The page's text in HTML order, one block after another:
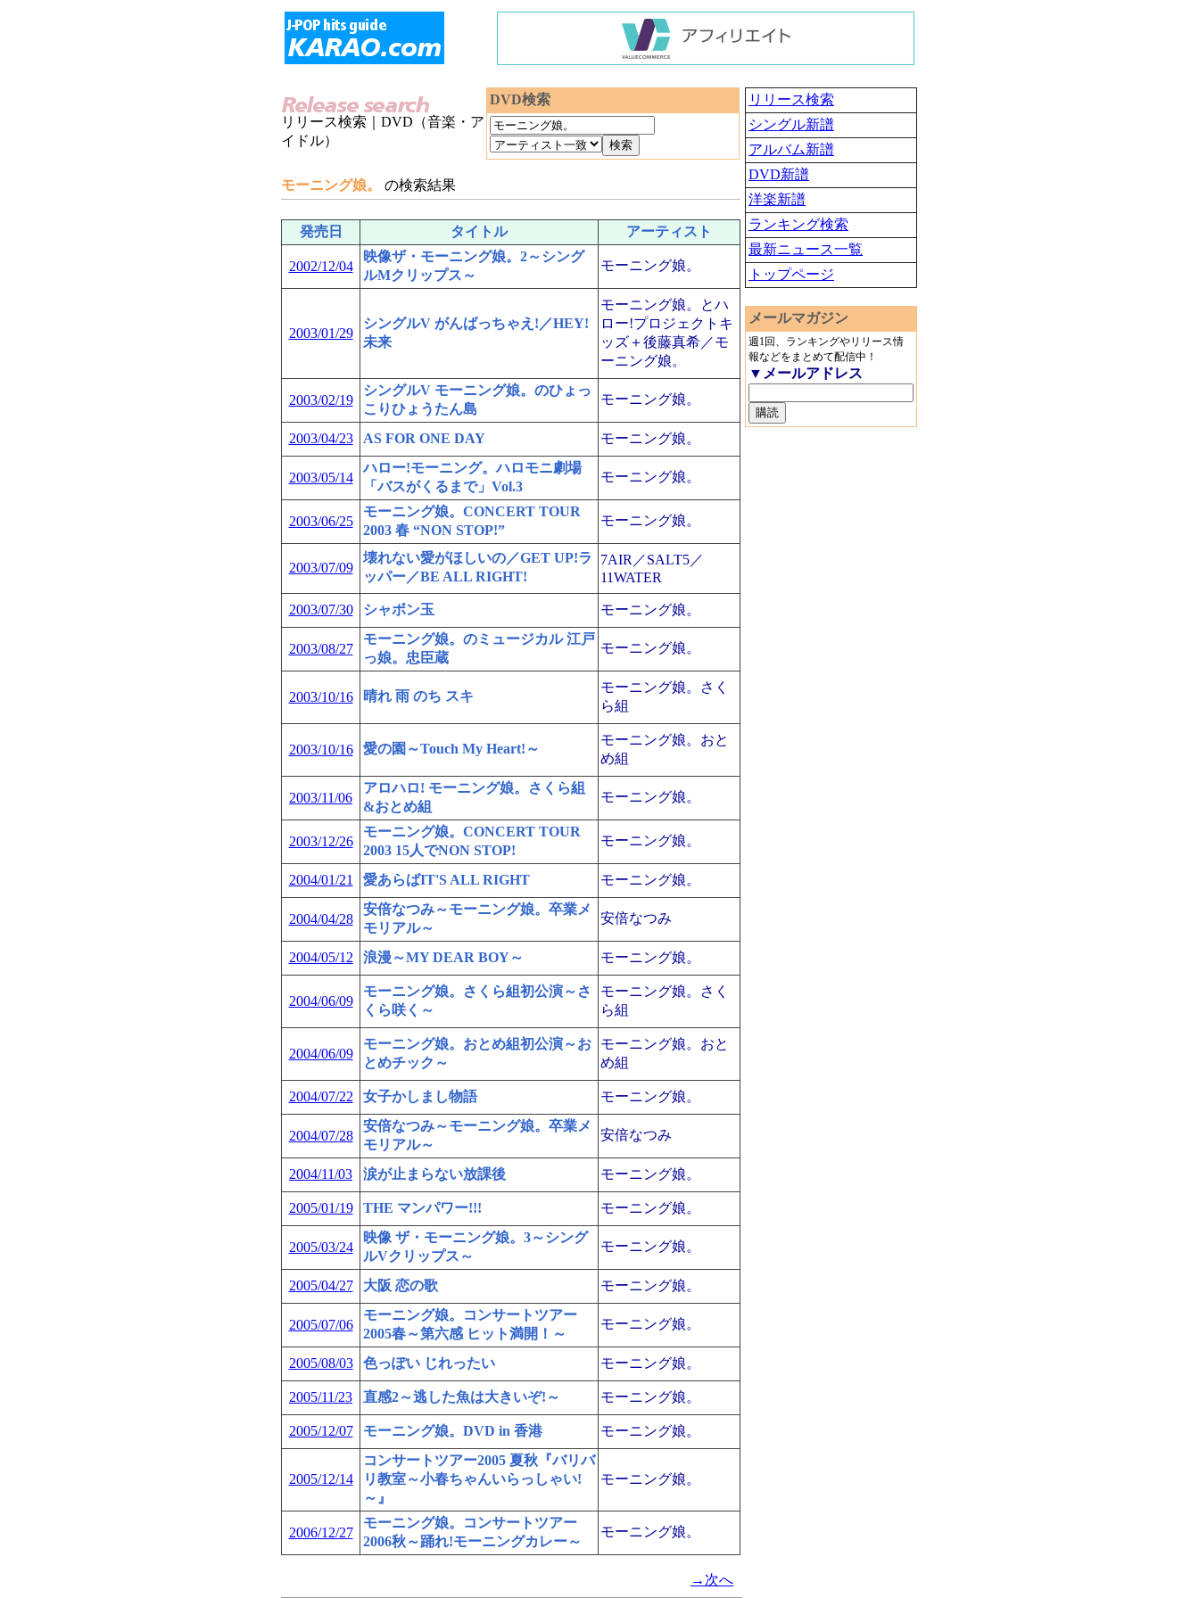
リリース検索｜DVD（音楽・ア
イドル）
DVD検索
モーニング娘。 の検索結果
発売日 タイトル アーティスト
2002/12/04
映像ザ・モーニング娘。2～シング
ルMクリップス～
モーニング娘。
2003/01/29
シングルV がんばっちゃえ!／HEY!
未来
モーニング娘。とハ
ロー!プロジェクトキ
ッズ＋後藤真希／モ
ーニング娘。
2003/02/19
シングルV モーニング娘。のひょっ
こりひょうたん島
モーニング娘。
2003/04/23 AS FOR ONE DAY モーニング娘。
2003/05/14
ハロー!モーニング。ハロモニ劇場
「バスがくるまで」Vol.3
モーニング娘。
2003/06/25
モーニング娘。CONCERT TOUR
2003 春 “NON STOP!”
モーニング娘。
2003/07/09
壊れない愛がほしいの／GET UP!ラ
ッパー／BE ALL RIGHT!
7AIR／SALT5／
11WATER
2003/07/30 シャボン玉 モーニング娘。
2003/08/27
モーニング娘。のミュージカル 江戸
っ娘。忠臣蔵
モーニング娘。
2003/10/16 晴れ 雨 のち スキ
モーニング娘。さく
ら組
2003/10/16 愛の園～Touch My Heart!～
モーニング娘。おと
め組
2003/11/06
アロハロ! モーニング娘。さくら組
&おとめ組
モーニング娘。
2003/12/26
モーニング娘。CONCERT TOUR
2003 15人でNON STOP!
モーニング娘。
2004/01/21 愛あらばIT'S ALL RIGHT モーニング娘。
2004/04/28
安倍なつみ～モーニング娘。卒業メ
モリアル～
安倍なつみ
2004/05/12 浪漫～MY DEAR BOY～ モーニング娘。
2004/06/09
モーニング娘。さくら組初公演～さ
くら咲く～
モーニング娘。さく
ら組
2004/06/09
モーニング娘。おとめ組初公演～お
とめチック～
モーニング娘。おと
め組
2004/07/22 女子かしまし物語 モーニング娘。
2004/07/28
安倍なつみ～モーニング娘。卒業メ
モリアル～
安倍なつみ
2004/11/03 涙が止まらない放課後 モーニング娘。
2005/01/19 THE マンパワー!!! モーニング娘。
2005/03/24
映像 ザ・モーニング娘。3～シング
ルVクリップス～
モーニング娘。
2005/04/27 大阪 恋の歌 モーニング娘。
2005/07/06
モーニング娘。コンサートツアー
2005春～第六感 ヒット満開！～
モーニング娘。
2005/08/03 色っぽい じれったい モーニング娘。
2005/11/23 直感2～逃した魚は大きいぞ!～ モーニング娘。
2005/12/07 モーニング娘。DVD in 香港 モーニング娘。
2005/12/14
コンサートツアー2005 夏秋『バリバ
リ教室～小春ちゃんいらっしゃい!
～』
モーニング娘。
2006/12/27
モーニング娘。コンサートツアー
2006秋～踊れ!モーニングカレー～
モーニング娘。
→次へ
リリース検索
シングル新譜
アルバム新譜
DVD新譜
洋楽新譜
ランキング検索
最新ニュース一覧
トップページ
メールマガジン
週1回、ランキングやリリース情
報などをまとめて配信中！
▼メールアドレス